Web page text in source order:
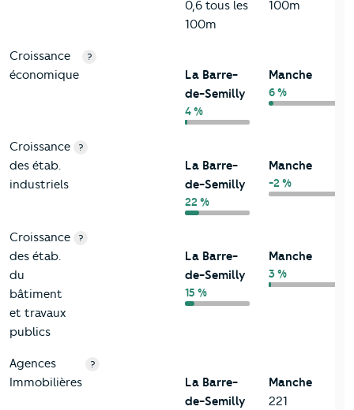
0,6 tous les
100m
100m
Croissance
économique
?
La Barre-
de-Semilly
4 %
Manche
6 %
Croissance
des étab.
industriels
?
La Barre-
de-Semilly
22 %
Manche
-2 %
Croissance
des étab.
du
bâtiment
et travaux
publics
?
La Barre-
de-Semilly
15 %
Manche
3 %
Agences
Immobilières
?
La Barre-
de-Semilly
Manche
221